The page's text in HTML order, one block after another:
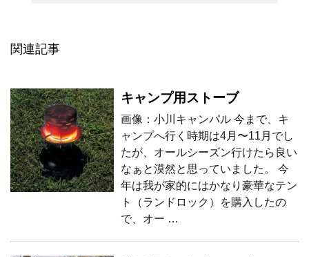
関連記事
キャンプ用ストーブ
画像：小川キャンパル 今まで、キ
ャンプへ行く時期は4月〜11月でし
たが、オールシーズン行けたら良い
なぁと漠然と思っていました。 今
年は我が家的にはかなり豪華なテン
ト（ランドロック）を購入したの
で、オー …